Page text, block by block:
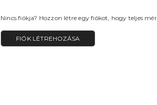
Nincs fiókja? Hozzon létre egy fiókot, hogy teljes
FIÓK LÉTREHOZÁSA